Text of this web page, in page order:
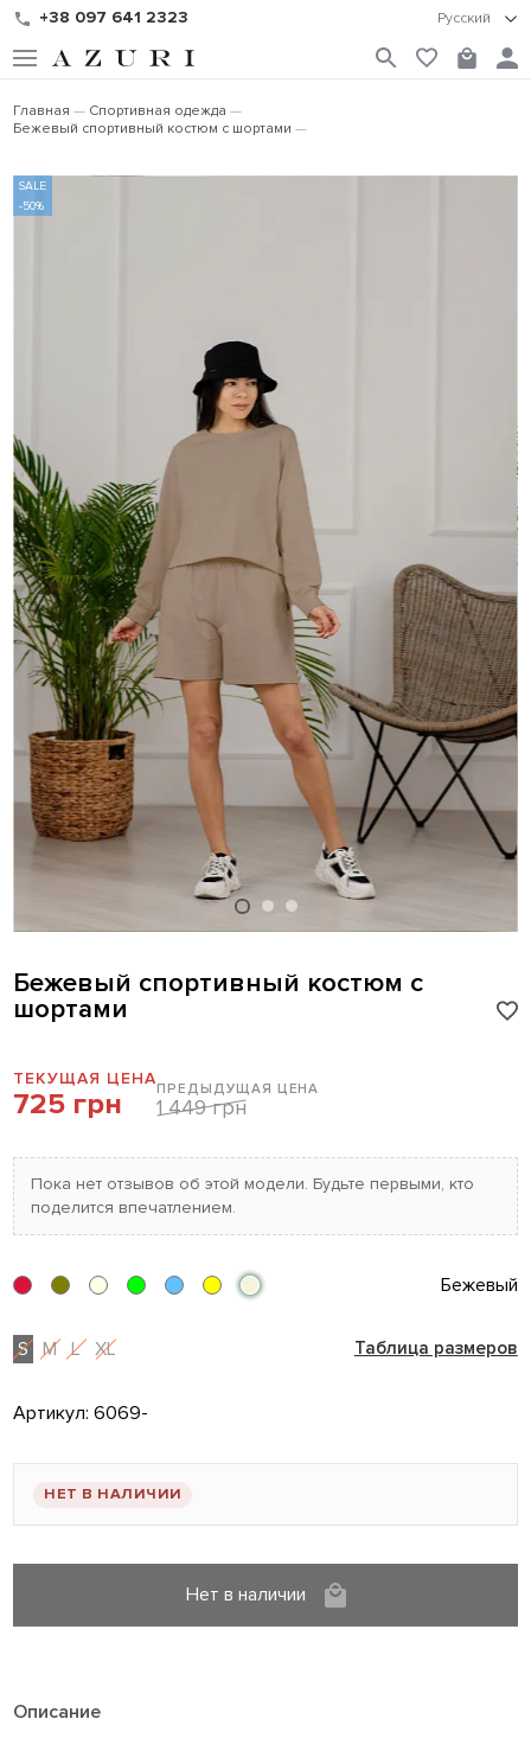
+38 097 641 2323 Русский
Главная
Спортивная одежда
Бежевый спортивный костюм с шортами
Бежевый спортивный костюм с
шортами
ТЕКУЩАЯ ЦЕНА
725 грн ПРЕДЫДУЩАЯ ЦЕНА
1 449 грн
Пока нет отзывов об этой модели. Будьте первыми, кто
поделится впечатлением.
Бежевый
S M L XL Таблица размеров
Артикул:6069-
НЕТ В НАЛИЧИИ
Нет в наличии
Описание